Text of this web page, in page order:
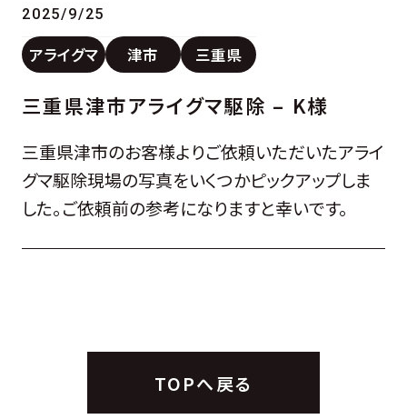
2025/9/25
アライグマ 津市 三重県
三重県津市アライグマ駆除 – K様
三重県津市のお客様よりご依頼いただいたアライ
グマ駆除現場の写真をいくつかピックアップしま
した。ご依頼前の参考になりますと幸いです。
TOPへ戻る